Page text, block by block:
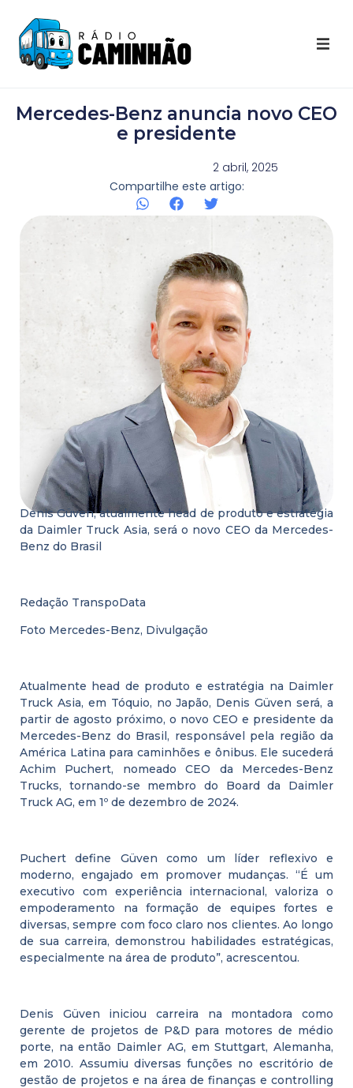
Destaques Youtube
Galeria de Fotos
Agenda
Contato
Mercedes-Benz anuncia novo CEO
e presidente
2 abril, 2025
Compartilhe este artigo:
Denis Güven, atualmente head de produto e estratégia
da Daimler Truck Asia, será o novo CEO da Mercedes-
Benz do Brasil
Redação TranspoData
Foto Mercedes-Benz, Divulgação
Atualmente head de produto e estratégia na Daimler
Truck Asia, em Tóquio, no Japão, Denis Güven será, a
partir de agosto próximo, o novo CEO e presidente da
Mercedes-Benz do Brasil, responsável pela região da
América Latina para caminhões e ônibus. Ele sucederá
Achim Puchert, nomeado CEO da Mercedes-Benz
Trucks, tornando-se membro do Board da Daimler
Truck AG, em 1º de dezembro de 2024.
Puchert define Güven como um líder reflexivo e
moderno, engajado em promover mudanças. “É um
executivo com experiência internacional, valoriza o
empoderamento na formação de equipes fortes e
diversas, sempre com foco claro nos clientes. Ao longo
de sua carreira, demonstrou habilidades estratégicas,
especialmente na área de produto”, acrescentou.
Denis Güven iniciou carreira na montadora como
gerente de projetos de P&D para motores de médio
porte, na então Daimler AG, em Stuttgart, Alemanha,
em 2010. Assumiu diversas funções no escritório de
gestão de projetos e na área de finanças e controlling